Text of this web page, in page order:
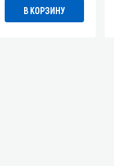
В КОРЗИНУ